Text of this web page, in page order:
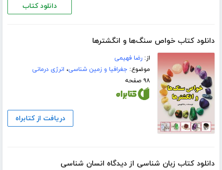
دانلود کتاب
دانلود کتاب خواص سنگ‌ها و انگشترها
از:رضا فهیمی
موضوع:جغرافیا و زمین شناسی، انرژی درمانی
۹۸ صفحه
دریافت از کتابراه
دانلود کتاب زبان شناسی از دیدگاه انسان شناسی